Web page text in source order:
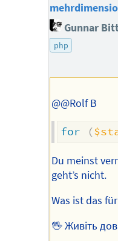
Gunnar
php
@@Rolf B
for (
Du meinst
geht’s nicht.
Was ist das
🖖 Живіть